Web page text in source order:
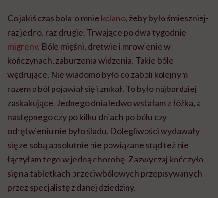
Co jakiś czas bolało mnie kolano, żeby było śmieszniej-
raz jedno, raz drugie. Trwające po dwa tygodnie
migreny. Bóle mięśni, drętwie i mrowienie w
kończynach, zaburzenia widzenia. Takie bóle
wędrujące. Nie wiadomo było co zaboli kolejnym
razem a ból pojawiał się i znikał. To było najbardziej
zaskakujące. Jednego dnia ledwo wstałam z łóżka, a
następnego czy po kilku dniach po bólu czy
odrętwieniu nie było śladu. Dolegliwości wydawały
się ze sobą absolutnie nie powiązane stąd też nie
łączyłam tego w jedną chorobę. Zazwyczaj kończyło
się na tabletkach przeciwbólowych przepisywanych
przez specjalistę z danej dziedziny.